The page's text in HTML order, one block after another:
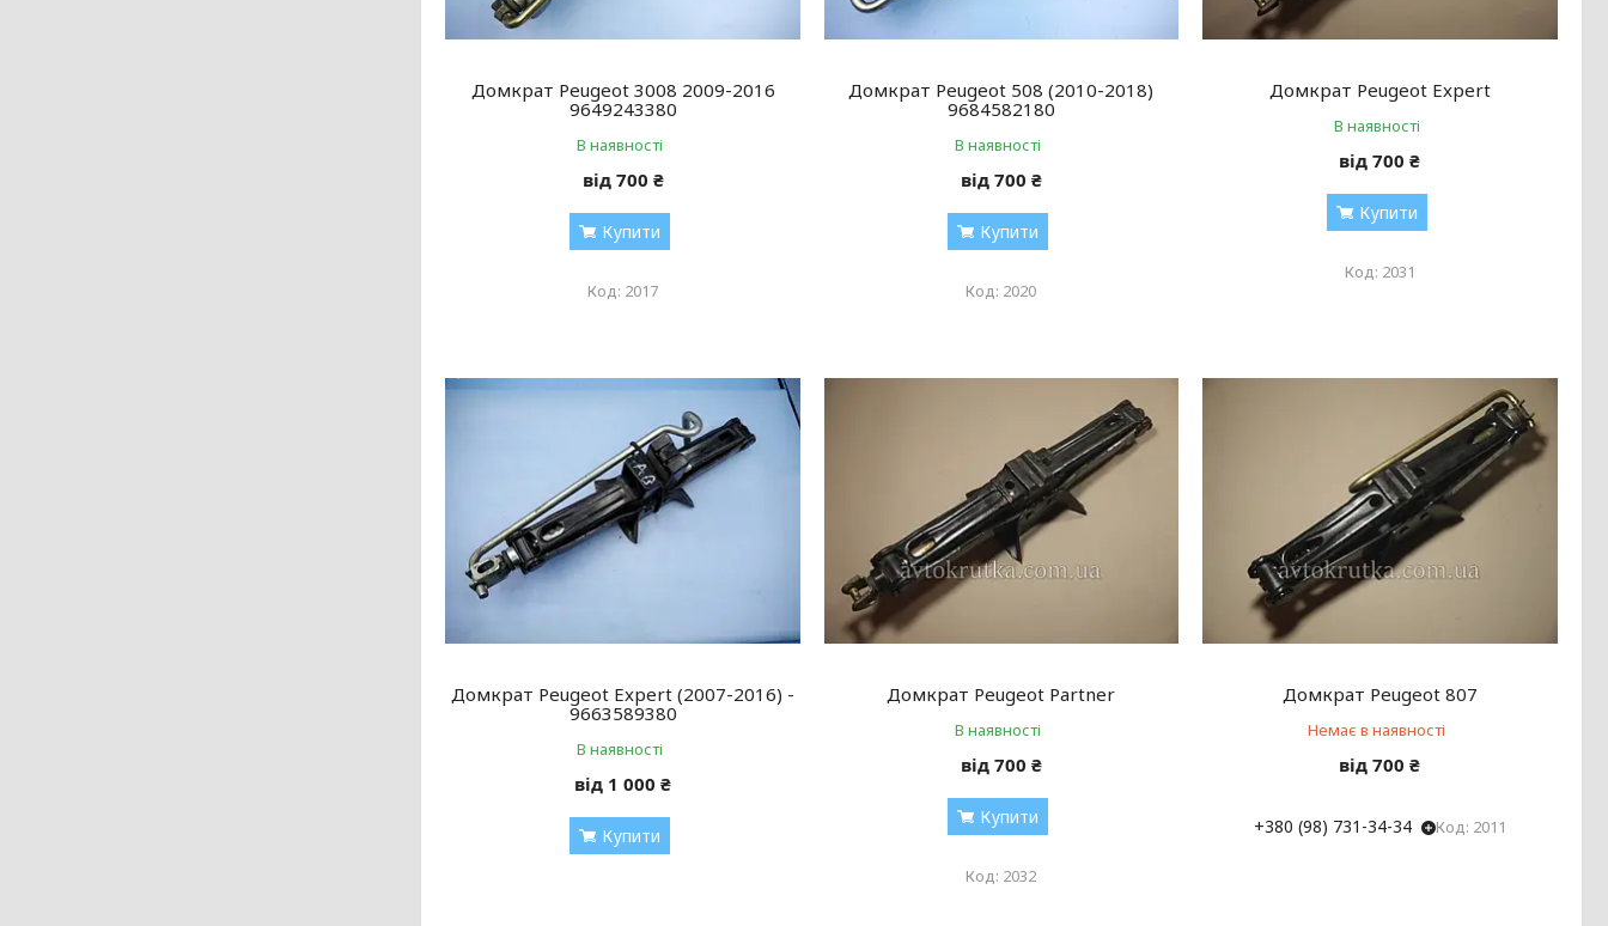
Домкрат Peugeot 3008 2009-2016
9649243380
В наявності
від 700 ₴
Купити
2017
Домкрат Peugeot 508 (2010-2018)
9684582180
В наявності
від 700 ₴
Купити
2020
Домкрат Peugeot Expert
В наявності
від 700 ₴
Купити
2031
Домкрат Peugeot Expert (2007-2016) -
9663589380
В наявності
від 1 000 ₴
Купити
Домкрат Peugeot Partner
В наявності
від 700 ₴
Купити
2032
Домкрат Peugeot 807
Немає в наявності
від 700 ₴
+380 (98) 731-34-34 2011